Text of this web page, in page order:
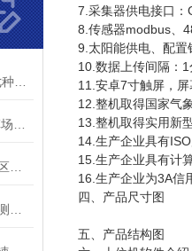
7. 采集器供电接口：
8. 传感器modbus
9. 太阳能供电、配
10. 数据上传间隔： 1
11. 安卓7寸触屏，
12. 整机取得国家气
13. 整机取得实用新
14. 生产企业具有ISO
15. 生产企业具有计
16. 生产企业为3A信
四、产品尺寸图
五、产品结构图